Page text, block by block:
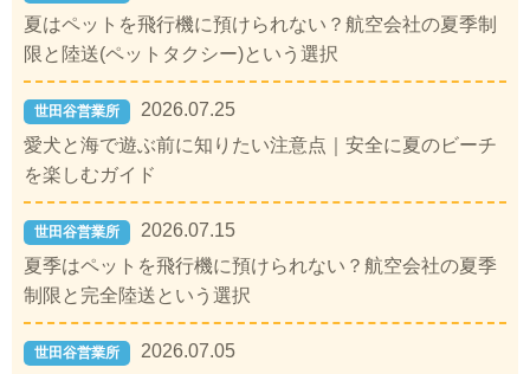
夏はペットを飛行機に預けられない？航空会社の夏季制
限と陸送(ペットタクシー)という選択
世田谷営業所
2026.07.25
愛犬と海で遊ぶ前に知りたい注意点｜安全に夏のビーチ
を楽しむガイド
世田谷営業所
2026.07.15
夏季はペットを飛行機に預けられない？航空会社の夏季
制限と完全陸送という選択
世田谷営業所
2026.07.05